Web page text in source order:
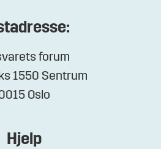
forum
1550 Sentrum
Oslo
Hjelp